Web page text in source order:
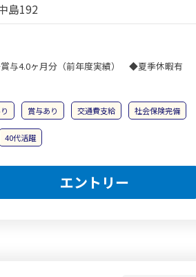
島192
4.0ヶ月分（前年度実績） ◆夏季休暇有
賞与あり 交通費支給 社会保険完備
40代活躍
エントリー